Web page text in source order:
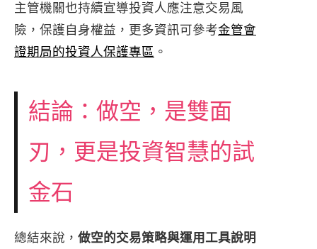
主管機關也持續宣導投資人應注意交易風
險，保護自身權益，更多資訊可參考金管會
證期局的投資人保護專區 。
結論：做空，是雙面
刃，更是投資智慧的試
金石
總結來說， 做空的交易策略與運用工具說明